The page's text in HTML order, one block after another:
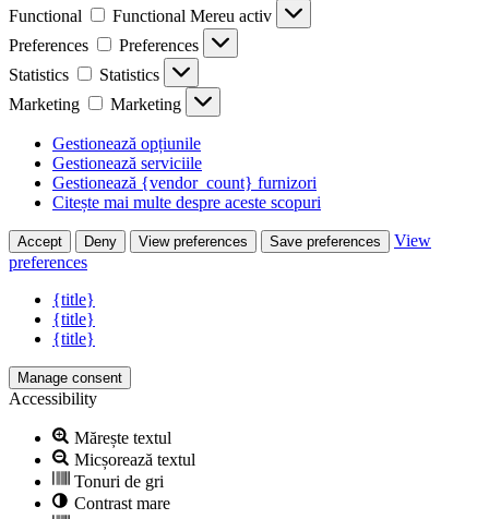
Functional
Functional Mereu activ
Preferences
Preferences
Statistics
Statistics
Marketing
Marketing
Gestionează opțiunile
Gestionează serviciile
Gestionează {vendor_count} furnizori
Citește mai multe despre aceste scopuri
Accept Deny View preferences Save preferences
View
preferences
{title}
{title}
{title}
Manage consent
Accessibility
Mărește textul
Micșorează textul
Tonuri de gri
Contrast mare